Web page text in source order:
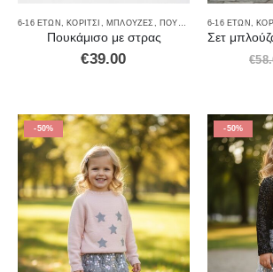
6-16 ΕΤΏΝ ΚΟΡΊΤΣΙ ΜΠΛΟΎΖΕΣ ΠΟΥΚΆΜΙΣΑ
Πουκάμισο με στρας
€39.00
6-16 ΕΤΏΝ
€
-50% -50%